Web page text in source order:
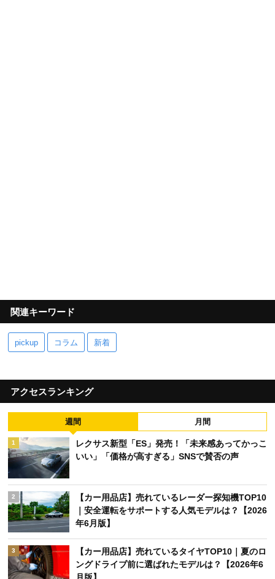
関連キーワード
pickup コラム 新着
アクセスランキング
週間 月間
1
レクサス新型「ES」発売！「未来感あってかっこ
いい」「価格が高すぎる」SNSで賛否の声
2
【カー用品店】売れているレーダー探知機TOP10
｜安全運転をサポートする人気モデルは？【2026
年6月版】
3
【カー用品店】売れているタイヤTOP10｜夏のロ
ングドライブ前に選ばれたモデルは？【2026年6
月版】